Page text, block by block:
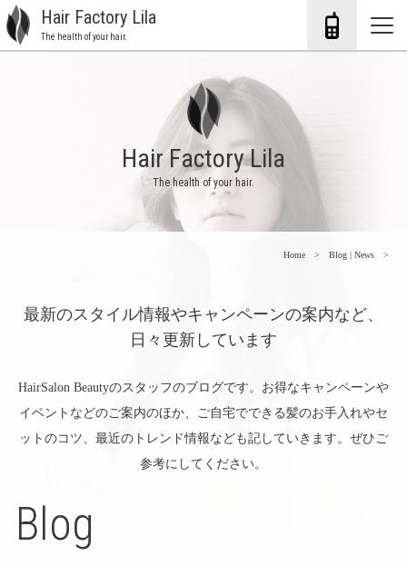
Hair Factory Lila
The health of your hair.
Hair Factory Lila
The health of your hair.
Home Blog | News
最新のスタイル情報やキャンペーンの案内など、
日々更新しています
HairSalon Beautyのスタッフのブログです。お得なキャンペーンや
イベントなどのご案内のほか、ご自宅でできる髪のお手入れやセ
ットのコツ、最近のトレンド情報なども記していきます。ぜひご
参考にしてください。
Blog